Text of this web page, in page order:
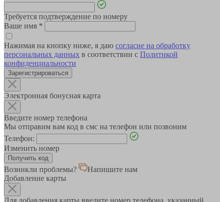
Требуется подтверждение по номеру
Ваше имя *
Нажимая на кнопку ниже, я даю согласие на обработку
персональных данных в соответствии с Политикой
конфиденциальности
Зарегистрироваться
Электронная бонусная карта
Введите номер телефона
Мы отправим вам код в смс на телефон или позвоним
Телефон:
Изменить номер
Возникли проблемы?
Напишите нам
Добавление карты